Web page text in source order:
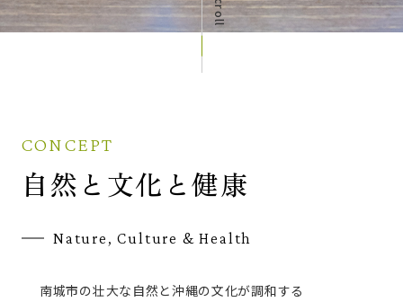
scroll
CONCEPT
自然と文化と健康
Nature, Culture & Health
南城市の壮大な自然と沖縄の文化が調和する